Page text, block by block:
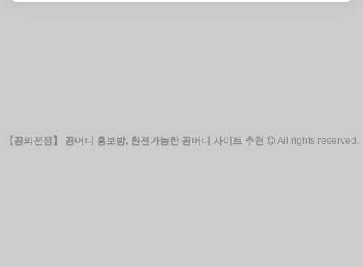
【꽁의전쟁】 꽁머니 홍보방, 환전가능한 꽁머니 사이트 추천 All rights reserved.